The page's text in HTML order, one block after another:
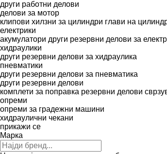
други работни делови
делови за мотор
клипови хилзни за цилиндри глави на
електрики
акумулатори други резервни делови за
хидраулики
други резервни делови за хидраулика
пневматики
други резервни делови за пневматика
други резервни делови
комплети за поправка резервни делови
опреми
опреми за градежни машини
хидраулични чекани
прикажи се
Марка